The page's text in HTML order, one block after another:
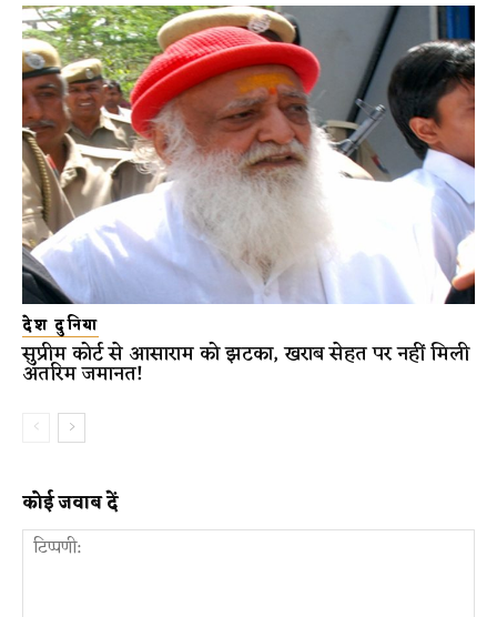
देश दुनिया
सुप्रीम कोर्ट से आसाराम को झटका, खराब सेहत पर नहीं मिली
अंतरिम जमानत!
कोई जवाब दें